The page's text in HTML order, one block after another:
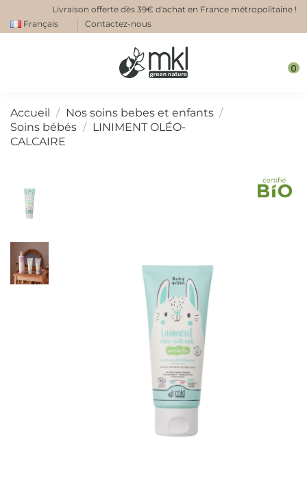
Livraison offerte dès 39€ d'achat en France métropolitaine !
Français
Contactez-nous
0
Accueil
Nos soins bebes et enfants
Soins bébés
LINIMENT OLÉO-
CALCAIRE